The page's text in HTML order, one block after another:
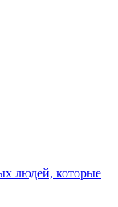
людей, которые